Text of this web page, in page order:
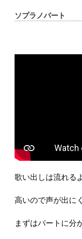
ソプラノパート
歌い出しは流れる
高いので声が出に
まずはパートに分